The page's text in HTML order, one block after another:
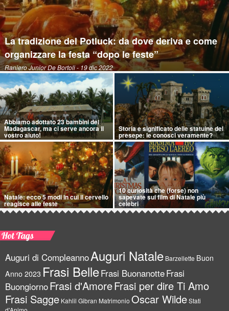
La tradizione del Potluck: da dove deriva e come
organizzare la festa “dopo le feste”
Raniero Junior De Bortoli- 19 dic 2022
Abbiamo adottato 23 bambini del
Madagascar, ma ci serve ancora il
vostro aiuto!
Storia e significato delle statuine del
presepe: le conosci veramente?
Natale: ecco 5 modi in cui il cervello
reagisce alle feste
10 curiosità che (forse) non
sapevate sui film di Natale più
celebri
Hot Tags
Auguri di CompleannoAuguri Natale Barzellette Buon
Anno 2023 Frasi BelleFrasi BuonanotteFrasi
BuongiornoFrasi d'AmoreFrasi per dire Ti Amo
Frasi Sagge Kahlil Gibran Matrimonio Oscar WildeStati